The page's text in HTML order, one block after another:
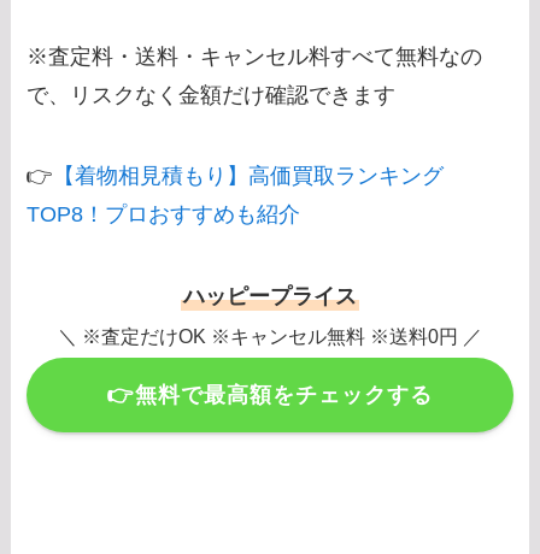
※査定料・送料・キャンセル料すべて無料なの
で、リスクなく金額だけ確認できます
👉 【着物相見積もり】高価買取ランキング
TOP8！プロおすすめも紹介
ハッピープライス
＼ ※査定だけOK ※キャンセル無料 ※送料0円 ／
👉無料で最高額をチェックする